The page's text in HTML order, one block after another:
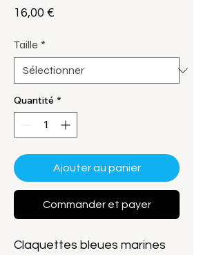
16,00 €
Taille *
Quantité *
Ajouter au panier
Commander et payer
Claquettes bleues marines